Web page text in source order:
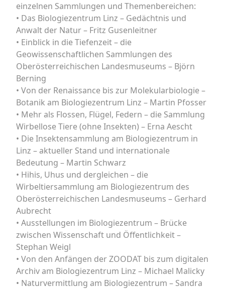
einzelnen Sammlungen und Themenbereichen:
• Das Biologiezentrum Linz – Gedächtnis und
Anwalt der Natur – Fritz Gusenleitner
• Einblick in die Tiefenzeit – die
Geowissenschaftlichen Sammlungen des
Oberösterreichischen Landesmuseums – Björn
Berning
• Von der Renaissance bis zur Molekularbiologie –
Botanik am Biologiezentrum Linz – Martin Pfosser
• Mehr als Flossen, Flügel, Federn – die Sammlung
Wirbellose Tiere (ohne Insekten) – Erna Aescht
• Die Insektensammlung am Biologiezentrum in
Linz – aktueller Stand und internationale
Bedeutung – Martin Schwarz
• Hihis, Uhus und dergleichen – die
Wirbeltiersammlung am Biologiezentrum des
Oberösterreichischen Landesmuseums – Gerhard
Aubrecht
• Ausstellungen im Biologiezentrum – Brücke
zwischen Wissenschaft und Öffentlichkeit –
Stephan Weigl
• Von den Anfängen der ZOODAT bis zum digitalen
Archiv am Biologiezentrum Linz – Michael Malicky
• Naturvermittlung am Biologiezentrum – Sandra